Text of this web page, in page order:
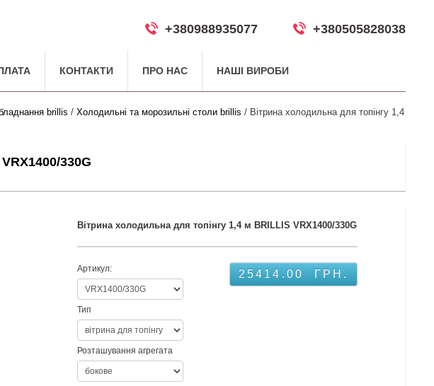
+380505828038
+380988935077
КОНТАКТИ ПРО НАС НАШІ ВИРОБИ
brillis / Холодильні та морозильні столи brillis / Вітрина холодильна для топінгу 1,4
330G
Вітрина холодильна для топінгу 1,4 м BRILLIS VRX1400/330G
25414.00 ГРН.
Артикул:
Тип
Розташування агрегата